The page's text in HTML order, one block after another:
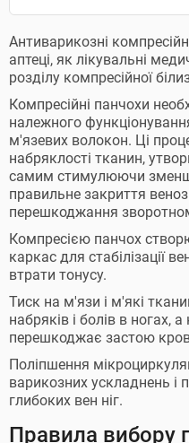
Антиварикозні
аптеці, як лікувальні
розділу компресійної
Компресійні панчохи
належного
м'язевих волокон. Ці
набряклості тканин,
самим стимулюючи
правильне закриття
перешкоджання
Компресією панчох
каркас для стабілізації
втрати тонусу.
Тиск на м'язи і м'які
набряків і болів в ногах,
перешкоджає застою
Поліпшення
варикозних ускладнень і
глибоких вен ніг.
Правила вибору